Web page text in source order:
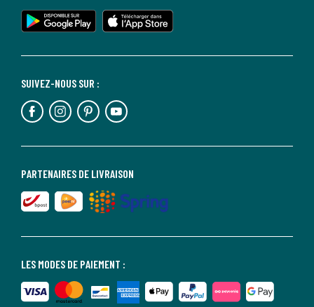
LES MODES DE PAIEMENT :
PARTENAIRES DE LIVRAISON
SUIVEZ-NOUS SUR :